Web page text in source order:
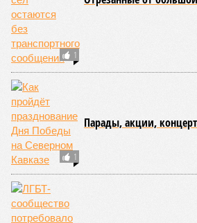
преступности зафиксирован в трёх
В Северо-Западном федеральном
правонарушителей выросло с 937 до
Приволжском – с 2,2 до 2,3 тысячи, а
до 2 тысяч человек.
В то же время в Дальневосточном и
федеральных округах ведомство
показателя – до 1,1 тысячи в каждом
макрорегионов.
Ранее сообщалось, что по итогам
Балкарская Республика относилась к
благополучных субъектов Федерации:
жителей приходилось в среднем 69,2